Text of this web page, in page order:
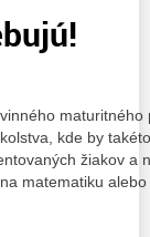
kde by
žiakov a
matematiku